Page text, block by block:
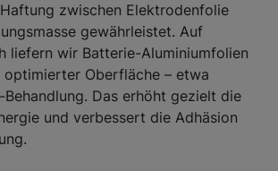
zwischen Elektrodenfolie
gewährleistet. Auf
liefern wir Batterie-Aluminiumfolien
Oberfläche – etwa
Das erhöht gezielt die
und verbessert die Adhäsion